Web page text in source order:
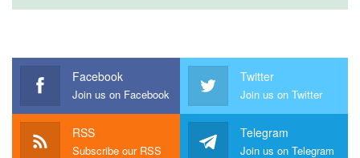
Facebook
Join us on Facebook
Twitter
Join us on Twitter
RSS
Subscribe our RSS
Telegram
Join us on Telegram